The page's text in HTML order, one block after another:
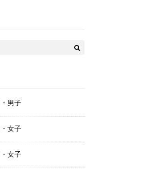
男子
女子
女子